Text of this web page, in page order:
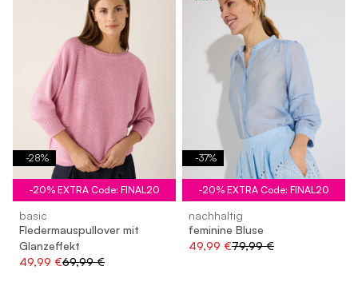
-28%
-20% EXTRA Code: FINAL20
basic
Fledermauspullover mit
Glanzeffekt
49,99 €69,99 €
-37%
-20% EXTRA Code: FINAL20
nachhaltig
feminine Bluse
49,99 €79,99 €